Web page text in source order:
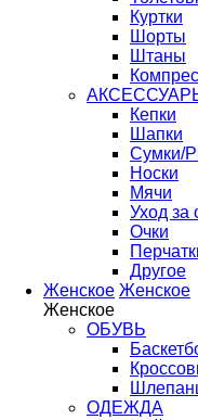
Куртки
Шорты
Штаны
Кепки
Шапки
Сумки/
Носки
Мячи
Уход за
Очки
Другое
Женское Женское
Женское
ОБУВЬ
ОДЕЖДА